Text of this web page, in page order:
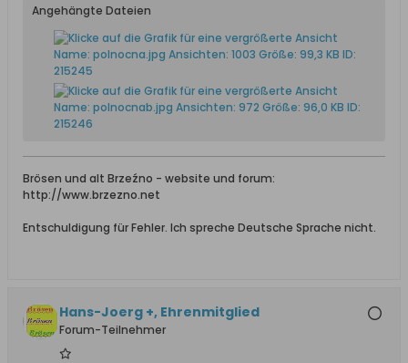
Angehängte Dateien
Brösen und alt Brzeźno - website und forum:
http://www.brzezno.net
Entschuldigung für Fehler. Ich spreche Deutsche Sprache nicht.
Hans-Joerg +, Ehrenmitglied
Forum-Teilnehmer